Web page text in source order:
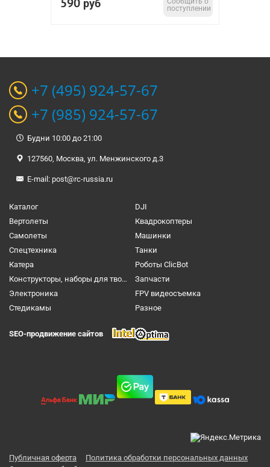
руб
поступлении
+7 (495) 924-57-67
+7 (985) 924-57-67
Будни 10:00 до 21:00
127560, Москва, ул. Менжинского д.3
E-mail: post@rc-russia.ru
Каталог
DJI
Вертолеты
Квадрокоптеры
Самолеты
Машинки
Спецтехника
Танки
Катера
Роботы ClicBot
Конструкторы, наборы для творчества и настольные игры
Запчасти
Электроника
FPV видеосъемка
Cтедикамы
Разное
SEO-продвижение сайтов
Публичная оферта
Политика обработки персональных данных